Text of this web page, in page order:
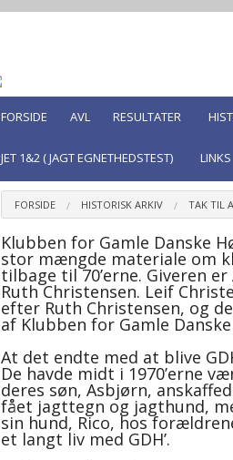
FORSIDE
Bestyrelse mm.
Historie- Racens oprindelse
Klubben for Gamle Danske Hønsehunde
Klubbens historie opstart
Materiale fra generalforsamlingerne
Old Danish pointing dog
AVL
FCI-standarden
Hvad skal der til for at få sin
Hvalpeliste
Hanhundeliste mm.
Opdrætterliste
Sundhed
Klubbens avlsråd
Kontakt avlsrådet
RESULTATER
JET 1&2 ( JAGT EGNETHEDSTEST) LINKS
FORSIDE HISTORISK ARKIV TAK TIL
Klubben for Gamle Danske
stor mængde materiale om
tilbage til 70’erne. Giveren
Ruth Christensen. Leif
efter Ruth Christensen, og
af Klubben for Gamle
At det endte med at blive
De havde midt i 1970’erne
deres søn, Asbjørn,
fået jagttegn og jagthund,
sin hund, Rico, hos
et langt liv med GDH’.